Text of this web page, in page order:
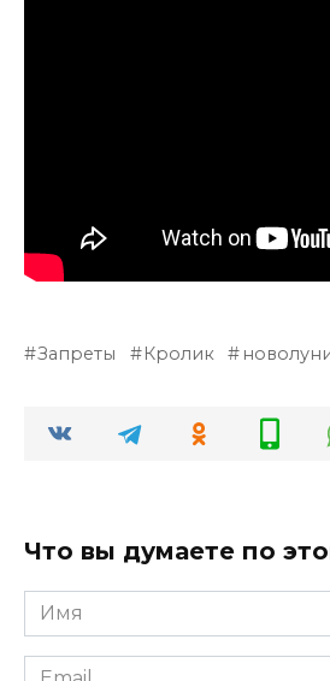
Запреты Кролик
Что вы думаете по
Имя
*
Email